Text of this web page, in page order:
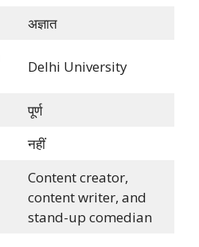
अज्ञात
Delhi University
पूर्ण
नहीं
Content creator,
content writer, and
stand-up comedian